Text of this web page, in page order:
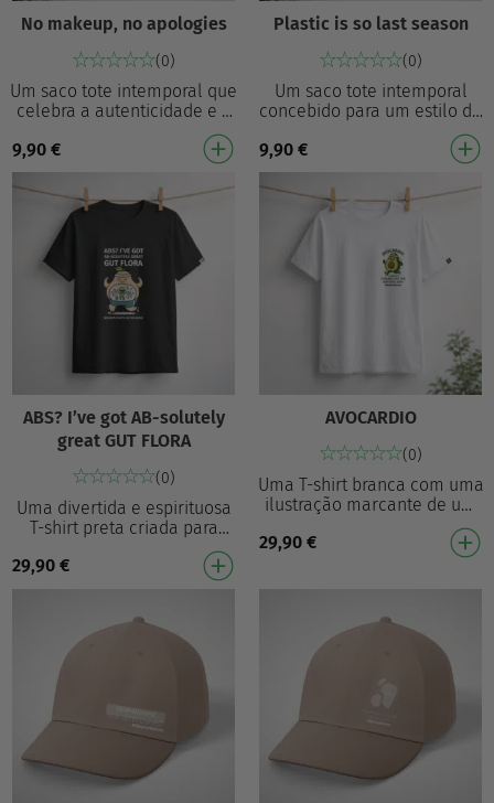
No makeup, no apologies
(0)
Um saco tote intemporal que
celebra a autenticidade e a
autoexpressão. Com um
desenho minimalista de
linhas de um rosto…
9,90€
Plastic is so last season
(0)
Um saco tote intemporal
concebido para um estilo do
dia a dia com um toque
sustentável. Estampado com
a mensagem divert…
9,90€
ABS? I’ve got AB-solutely
great GUT FLORA
(0)
Uma divertida e espirituosa
T-shirt preta criada para
trazer humor ao seu guarda-
roupa do dia a dia. Com a
29,90€
AVOCARDIO
(0)
Uma T-shirt branca com uma
ilustração marcante de um
abacate a correr e o texto
divertido “AVOCARDIO.” Com
29,90€